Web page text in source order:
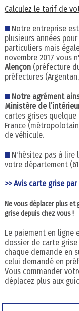
Calculez le tarif de
Notre entreprise
plusieurs années
particuliers mais
novembre 2017 vous
Alençon(préfecture
préfectures
Notre agrément
Ministère de
cartes grises
France
de véhicule.
N'hésitez pas à lire
votre département
>> Avis carte grise
Ne vous déplacer plus
grise depuis chez vous !
Le paiement en ligne
dossier de carte
chaque demande en
celui demandé en
Vous commander
déplacez plus aux